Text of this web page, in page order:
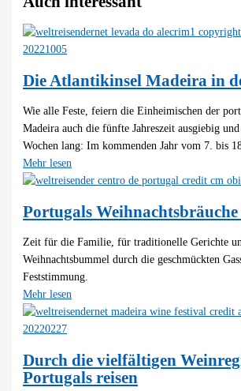
Die Atlantikinsel Madeira in
Wie alle Feste, feiern die Einheimischen der
Madeira auch die fünfte Jahreszeit ausgiebig
Wochen lang: Im kommenden Jahr vom 7. bis
Mehr lesen
Portugals Weihnachtsbräuche
Zeit für die Familie, für traditionelle Gerichte
Weihnachtsbummel durch die geschmückten
Feststimmung.
Mehr lesen
Durch die vielfältigen
Portugals reisen